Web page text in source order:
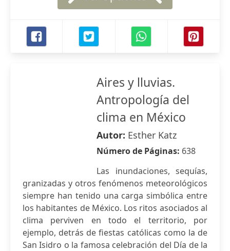
Aires y lluvias.
Antropología del
clima en México
Autor: Esther Katz
Número de Páginas: 638
Las inundaciones, sequías,
granizadas y otros fenómenos meteorológicos
siempre han tenido una carga simbólica entre
los habitantes de México. Los ritos asociados al
clima perviven en todo el territorio, por
ejemplo, detrás de fiestas católicas como la de
San Isidro o la famosa celebración del Día de la